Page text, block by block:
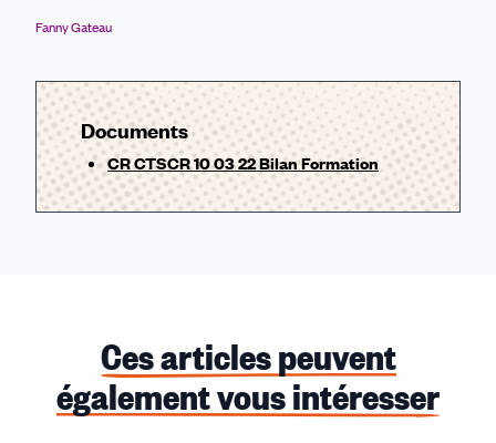
Fanny Gateau
Documents
CR CTSCR 10 03 22 Bilan Formation
Ces articles peuvent
également vous intéresser